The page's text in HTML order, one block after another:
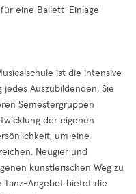
eine Ballett-Einlage
ist die intensive
Auszubildenden. Sie
Semestergruppen
der eigenen
um eine
Neugier und
künstlerischen Weg zu
Tanz-Angebot bietet die